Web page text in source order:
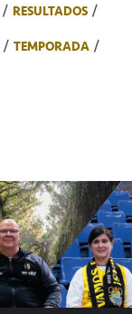
RESULTADOS
TEMPORADA